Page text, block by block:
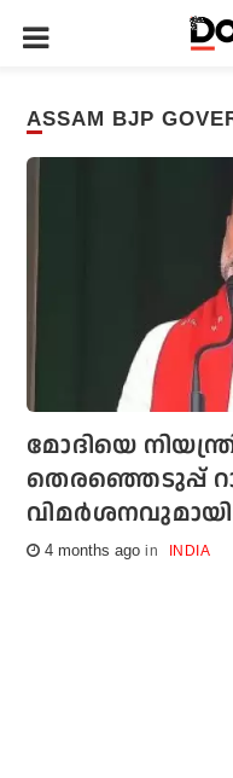
ASSAM BJP
മോദിയെ
തെരഞ്ഞെടുപ്പ്
4 months ago INDIA